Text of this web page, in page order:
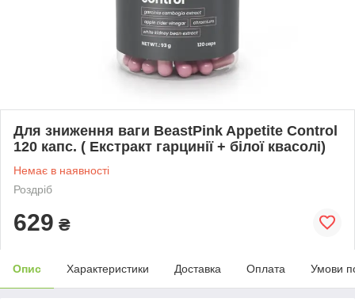
Для зниження ваги BeastPink Appetite Control
120 капс. ( Екстракт гарцинії + білої квасолі)
Немає в наявності
Роздріб
629 ₴
Опис Характеристики Доставка Оплата Умови